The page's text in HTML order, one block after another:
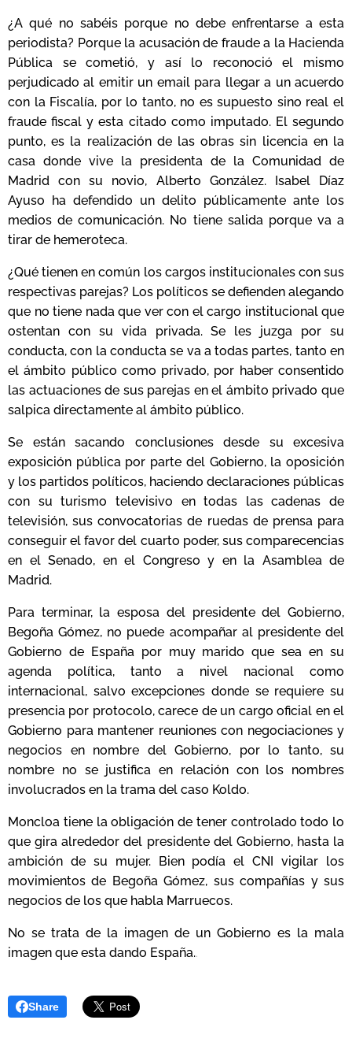
¿A qué no sabéis porque no debe enfrentarse a esta
periodista? Porque la acusación de fraude a la Hacienda
Pública se cometió, y así lo reconoció el mismo
perjudicado al emitir un email para llegar a un acuerdo
con la Fiscalía, por lo tanto, no es supuesto sino real el
fraude fiscal y esta citado como imputado. El segundo
punto, es la realización de las obras sin licencia en la
casa donde vive la presidenta de la Comunidad de
Madrid con su novio, Alberto González. Isabel Díaz
Ayuso ha defendido un delito públicamente ante los
medios de comunicación. No tiene salida porque va a
tirar de hemeroteca.
¿Qué tienen en común los cargos institucionales con sus
respectivas parejas? Los políticos se defienden alegando
que no tiene nada que ver con el cargo institucional que
ostentan con su vida privada. Se les juzga por su
conducta, con la conducta se va a todas partes, tanto en
el ámbito público como privado, por haber consentido
las actuaciones de sus parejas en el ámbito privado que
salpica directamente al ámbito público.
Se están sacando conclusiones desde su excesiva
exposición pública por parte del Gobierno, la oposición
y los partidos políticos, haciendo declaraciones públicas
con su turismo televisivo en todas las cadenas de
televisión, sus convocatorias de ruedas de prensa para
conseguir el favor del cuarto poder, sus comparecencias
en el Senado, en el Congreso y en la Asamblea de
Madrid.
Para terminar, la esposa del presidente del Gobierno,
Begoña Gómez, no puede acompañar al presidente del
Gobierno de España por muy marido que sea en su
agenda política, tanto a nivel nacional como
internacional, salvo excepciones donde se requiere su
presencia por protocolo, carece de un cargo oficial en el
Gobierno para mantener reuniones con negociaciones y
negocios en nombre del Gobierno, por lo tanto, su
nombre no se justifica en relación con los nombres
involucrados en la trama del caso Koldo.
Moncloa tiene la obligación de tener controlado todo lo
que gira alrededor del presidente del Gobierno, hasta la
ambición de su mujer. Bien podía el CNI vigilar los
movimientos de Begoña Gómez, sus compañías y sus
negocios de los que habla Marruecos.
No se trata de la imagen de un Gobierno es la mala
imagen que esta dando España..
Share